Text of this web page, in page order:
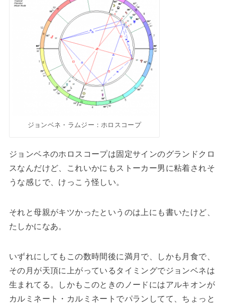
ジョンベネ・ラムジー：ホロスコープ
ジョンベネのホロスコープは固定サインのグランドクロ
スなんだけど、これいかにもストーカー男に粘着されそ
うな感じで、けっこう怪しい。
それと母親がキツかったというのは上にも書いたけど、
たしかになあ。
いずれにしてもこの数時間後に満月で、しかも月食で、
その月が天頂に上がっているタイミングでジョンベネは
生まれてる。しかもこのときのノードにはアルキオンが
カルミネート・カルミネートでパランしてて、ちょっと